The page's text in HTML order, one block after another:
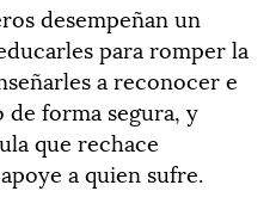
desempeñan un
para romper la
a reconocer e
forma segura, y
que rechace
a quien sufre.